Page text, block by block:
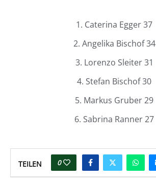
1. Caterina Egger 37
2. Angelika Bischof 34
3. Lorenzo Sleiter 31
4. Stefan Bischof 30
5. Markus Gruber 29
6. Sabrina Ranner 27
TEILEN 0